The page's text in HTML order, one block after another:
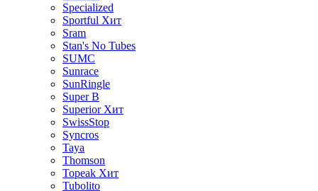
Specialized
Sportful Хит
Sram
Stan's No Tubes
SUMC
Sunrace
SunRingle
Super B
Superior Хит
SwissStop
Syncros
Taya
Thomson
Topeak Хит
Tubolito